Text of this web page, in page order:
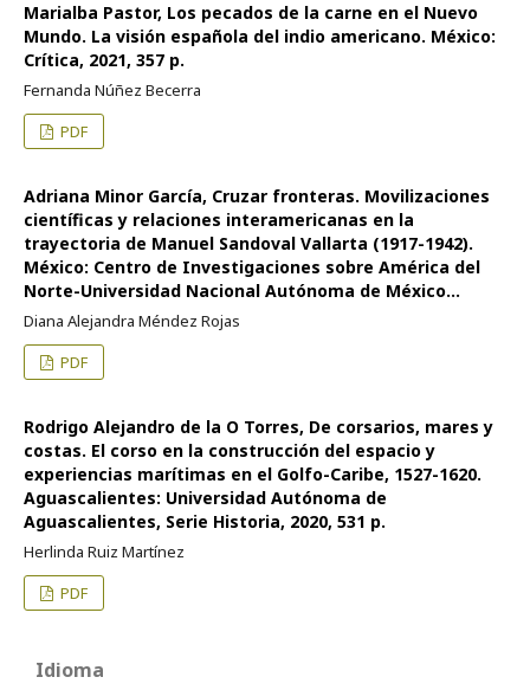
Marialba Pastor, Los pecados de la carne en el Nuevo
Mundo. La visión española del indio americano. México:
Crítica, 2021, 357 p.
Fernanda Núñez Becerra
PDF
Adriana Minor García, Cruzar fronteras. Movilizaciones
científicas y relaciones interamericanas en la
trayectoria de Manuel Sandoval Vallarta (1917-1942).
México: Centro de Investigaciones sobre América del
Norte-Universidad Nacional Autónoma de México...
Diana Alejandra Méndez Rojas
PDF
Rodrigo Alejandro de la O Torres, De corsarios, mares y
costas. El corso en la construcción del espacio y
experiencias marítimas en el Golfo-Caribe, 1527-1620.
Aguascalientes: Universidad Autónoma de
Aguascalientes, Serie Historia, 2020, 531 p.
Herlinda Ruiz Martínez
PDF
Idioma